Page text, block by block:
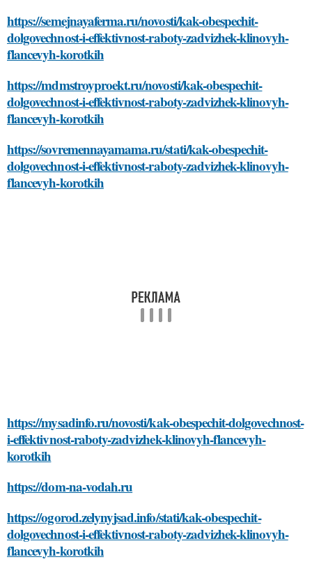
https://semejnayaferma.ru/novosti/kak-obespechit-
dolgovechnost-i-effektivnost-raboty-zadvizhek-klinovyh-
flancevyh-korotkih
https://mdmstroyproekt.ru/novosti/kak-obespechit-
dolgovechnost-i-effektivnost-raboty-zadvizhek-klinovyh-
flancevyh-korotkih
https://sovremennayamama.ru/stati/kak-obespechit-
dolgovechnost-i-effektivnost-raboty-zadvizhek-klinovyh-
flancevyh-korotkih
https://mysadinfo.ru/novosti/kak-obespechit-dolgovechnost-
i-effektivnost-raboty-zadvizhek-klinovyh-flancevyh-
korotkih
https://dom-na-vodah.ru
https://ogorod.zelynyjsad.info/stati/kak-obespechit-
dolgovechnost-i-effektivnost-raboty-zadvizhek-klinovyh-
flancevyh-korotkih